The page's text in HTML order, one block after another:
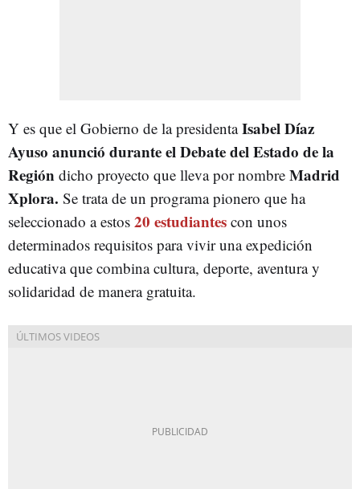
Y es que el Gobierno de la presidentaIsabel Díaz
Ayuso anunció durante el Debate del Estado de la
Región dicho proyecto que lleva por nombre Madrid
Xplora. Se trata de un programa pionero que ha
seleccionado a estos 20 estudiantes con unos
determinados requisitos para vivir una expedición
educativa que combina cultura, deporte, aventura y
solidaridad de manera gratuita.